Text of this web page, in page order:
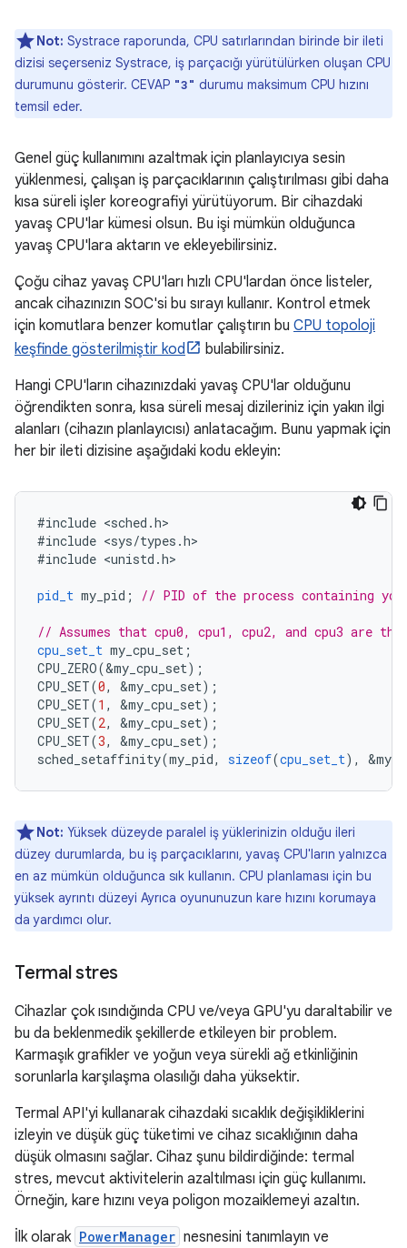
Not: Systrace raporunda, CPU satırlarından birinde bir ileti
dizisi seçerseniz Systrace, iş parçacığı yürütülürken oluşan CPU
durumunu gösterir. CEVAP "3" durumu maksimum CPU hızını
temsil eder.
Genel güç kullanımını azaltmak için planlayıcıya sesin
yüklenmesi, çalışan iş parçacıklarının çalıştırılması gibi daha
kısa süreli işler koreografiyi yürütüyorum. Bir cihazdaki
yavaş CPU'lar kümesi olsun. Bu işi mümkün olduğunca
yavaş CPU'lara aktarın ve ekleyebilirsiniz.
Çoğu cihaz yavaş CPU'ları hızlı CPU'lardan önce listeler,
ancak cihazınızın SOC'si bu sırayı kullanır. Kontrol etmek
için komutlara benzer komutlar çalıştırın bu CPU topoloji
keşfinde gösterilmiştir kod
bulabilirsiniz.
Hangi CPU'ların cihazınızdaki yavaş CPU'lar olduğunu
öğrendikten sonra, kısa süreli mesaj dizileriniz için yakın ilgi
alanları (cihazın planlayıcısı) anlatacağım. Bunu yapmak için
her bir ileti dizisine aşağıdaki kodu ekleyin:
#include <sched .h>
#include <sys/types .h>
#include <unistd .h>
pid_t my_pid ; // PID of the process containing
// Assumes that cpu0, cpu1, cpu2, and cpu3 are the
cpu_set_t my_cpu_set ;
CPU_ZERO(&my_cpu_set);
CPU_SET(0, &my_cpu_set);
CPU_SET(1 , &my_cpu_set);
CPU_SET(2, &my_cpu_set);
CPU_SET(3, &my_cpu_set);
sched_setaffinity(my_pid, sizeof(cpu_set_t), &
Not: Yüksek düzeyde paralel iş yüklerinizin olduğu ileri
düzey durumlarda, bu iş parçacıklarını, yavaş CPU'ların yalnızca
en az mümkün olduğunca sık kullanın. CPU planlaması için bu
yüksek ayrıntı düzeyi Ayrıca oyununuzun kare hızını korumaya
da yardımcı olur.
Termal stres
Cihazlar çok ısındığında CPU ve/veya GPU'yu daraltabilir ve
bu da beklenmedik şekillerde etkileyen bir problem.
Karmaşık grafikler ve yoğun veya sürekli ağ etkinliğinin
sorunlarla karşılaşma olasılığı daha yüksektir.
Termal API'yi kullanarak cihazdaki sıcaklık değişikliklerini
izleyin ve düşük güç tüketimi ve cihaz sıcaklığının daha
düşük olmasını sağlar. Cihaz şunu bildirdiğinde: termal
stres, mevcut aktivitelerin azaltılması için güç kullanımı.
Örneğin, kare hızını veya poligon mozaiklemeyi azaltın.
İlk olarak PowerManager nesnesini tanımlayın ve